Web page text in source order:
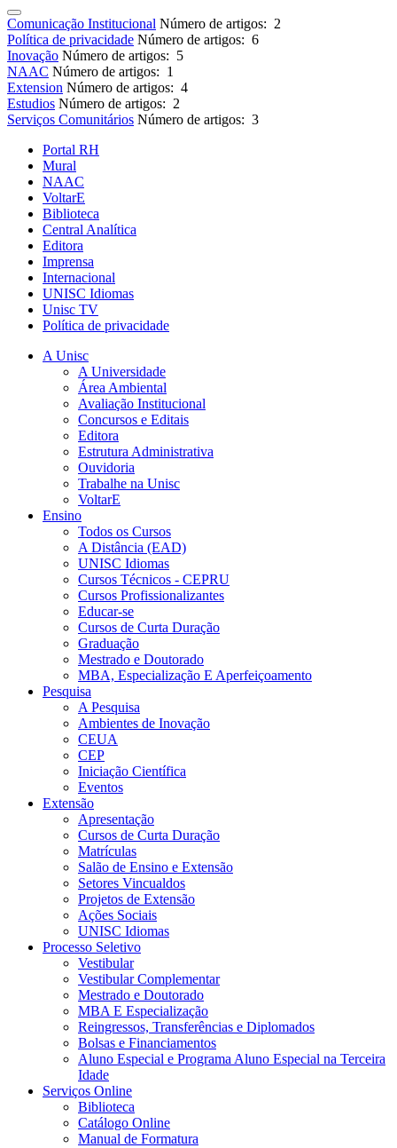
Comunicação Institucional Número de artigos: 2
Política de privacidade Número de artigos: 6
Inovação Número de artigos: 5
NAAC Número de artigos: 1
Extension Número de artigos: 4
Estudios Número de artigos: 2
Serviços Comunitários Número de artigos: 3
Portal RH
Mural
NAAC
VoltarE
Biblioteca
Central Analítica
Editora
Imprensa
Internacional
UNISC Idiomas
Unisc TV
Política de privacidade
A Unisc
A Universidade
Área Ambiental
Avaliação Institucional
Concursos e Editais
Editora
Estrutura Administrativa
Ouvidoria
Trabalhe na Unisc
VoltarE
Ensino
Todos os Cursos
A Distância (EAD)
UNISC Idiomas
Cursos Técnicos - CEPRU
Cursos Profissionalizantes
Educar-se
Cursos de Curta Duração
Graduação
Mestrado e Doutorado
MBA, Especialização E Aperfeiçoamento
Pesquisa
A Pesquisa
Ambientes de Inovação
CEUA
CEP
Iniciação Científica
Eventos
Extensão
Apresentação
Cursos de Curta Duração
Matrículas
Salão de Ensino e Extensão
Setores Vincualdos
Projetos de Extensão
Ações Sociais
UNISC Idiomas
Processo Seletivo
Vestibular
Vestibular Complementar
Mestrado e Doutorado
MBA E Especialização
Reingressos, Transferências e Diplomados
Bolsas e Financiamentos
Aluno Especial e Programa Aluno Especial na Terceira
Idade
Serviços Online
Biblioteca
Catálogo Online
Manual de Formatura